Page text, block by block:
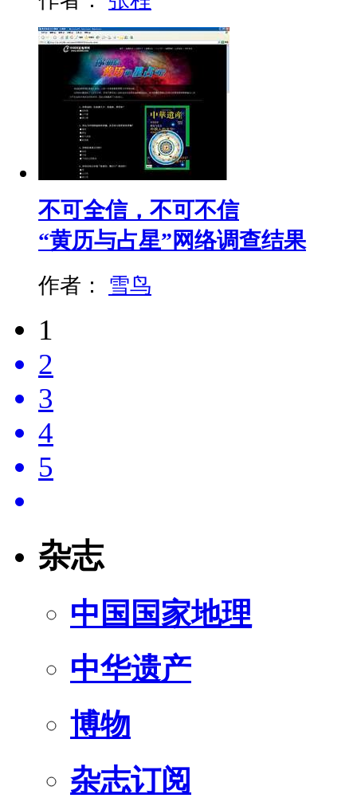
不可全信，不可不信
“黄历与占星”网络调查结果
作者： 雪鸟
1
2
3
4
5
杂志
中国国家地理
中华遗产
博物
杂志订阅